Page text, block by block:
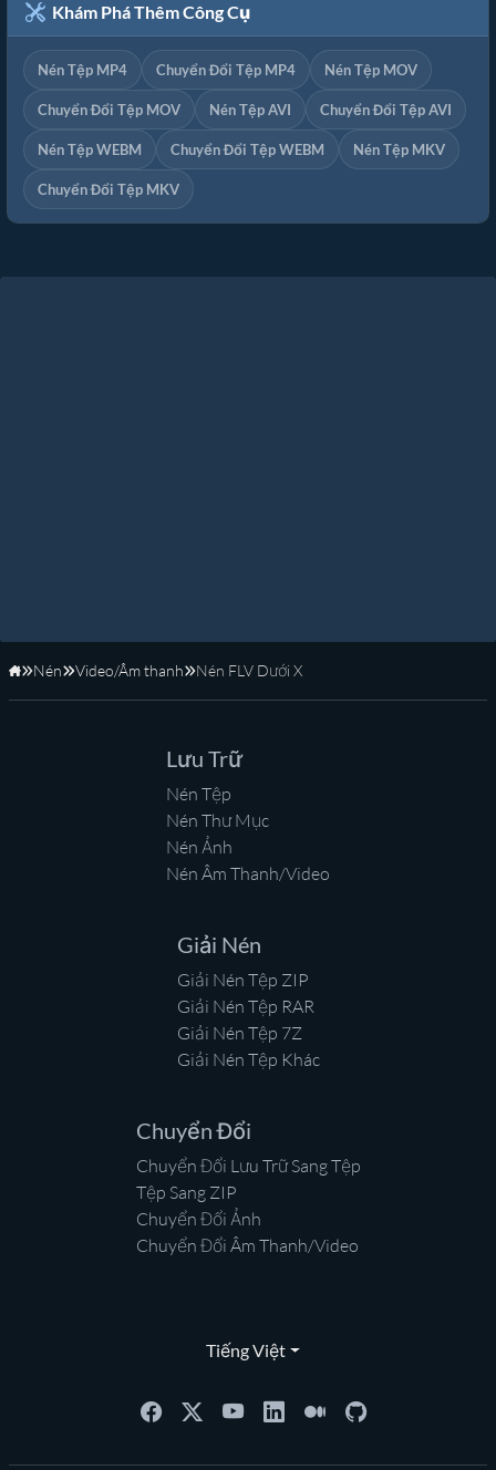
Khám Phá Thêm Công Cụ
Nén Tệp MP4 Chuyển Đổi Tệp MP4 Nén Tệp MOV
Chuyển Đổi Tệp MOV Nén Tệp AVI Chuyển Đổi Tệp AVI
Nén Tệp WEBM Chuyển Đổi Tệp WEBM Nén Tệp MKV
Chuyển Đổi Tệp MKV
Trang Chủ
Nén Video/Âm thanh Nén FLV Dưới X
Lưu Trữ
Nén Tệp
Nén Thư Mục
Nén Ảnh
Nén Âm Thanh/Video
Giải Nén
Giải Nén Tệp ZIP
Giải Nén Tệp RAR
Giải Nén Tệp 7Z
Giải Nén Tệp Khác
Chuyển Đổi
Chuyển Đổi Lưu Trữ Sang Tệp
Tệp Sang ZIP
Chuyển Đổi Ảnh
Chuyển Đổi Âm Thanh/Video
Tiếng Việt